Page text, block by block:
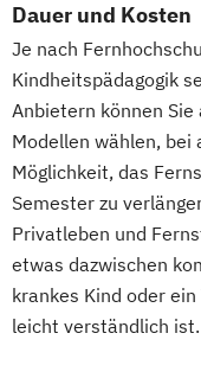
Fachkraft
Fachkraft für
Fachkraft für
Fachkraft für
Fachkraft für
Fachkraft für
Sanierungs
Service
Social-
Soziale Arbeit
Spanisch -
Intermedio)
Strategische
Strategisches
Personal
Personal
Richtige
Berater und
Sales
Dauer und Kosten
Je nach
Kindheitspädagogik
Anbietern können
Modellen wählen, bei
Möglichkeit, das
Semester zu
Privatleben und
etwas dazwischen
krankes Kind oder
leicht verständlich ist.